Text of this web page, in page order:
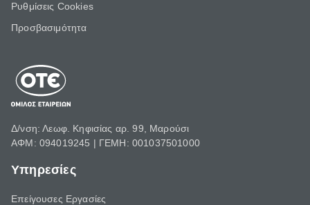
Ρυθμίσεις Cookies
Προσβασιμότητα
Δ/νση: Λεωφ. Κηφισίας αρ. 99, Μαρούσι
ΑΦΜ: 094019245 | ΓΕΜΗ: 001037501000
Υπηρεσίες
Επείγουσες Εργασίες